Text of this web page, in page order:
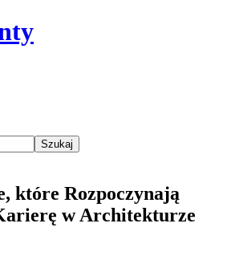
które Rozpoczynają
w Architekturze